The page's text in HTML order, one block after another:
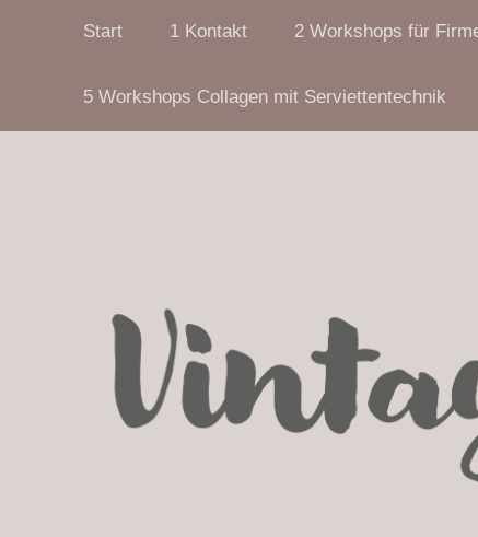
Start 1 Kontakt 2 Workshops für
5 Workshops Collagen mit Serviettentechnik